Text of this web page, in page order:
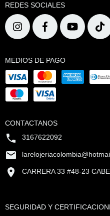
REDES SOCIALES
MEDIOS DE PAGO
CONTACTANOS
3167622092
CARRERA 33 #48-23
SEGURIDAD Y